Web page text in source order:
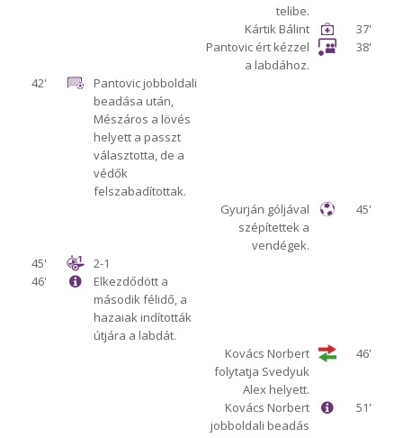
telibe.
37'
Kártik Bálint
38'
Pantovic ért kézzel
a labdához.
42'
Pantovic jobboldali
beadása után,
Mészáros a lövés
helyett a passzt
választotta, de a
védők
felszabadítottak.
45'
Gyurján góljával
szépítettek a
vendégek.
45'
2-1
46'
Elkezdődött a
második félidő, a
hazaiak indították
útjára a labdát.
46'
Kovács Norbert
folytatja Svedyuk
Alex helyett.
51'
Kovács Norbert
jobboldali beadás